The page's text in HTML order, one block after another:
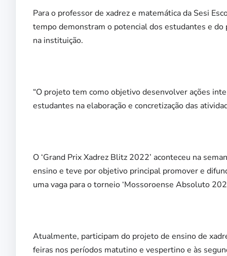
Para o professor de xadrez e matemática da Sesi
tempo demonstram o potencial dos estudantes e
na instituição.
“O projeto tem como objetivo desenvolver ações
estudantes na elaboração e concretização das
O ‘Grand Prix Xadrez Blitz 2022’ aconteceu na
ensino e teve por objetivo principal promover e
uma vaga para o torneio ‘Mossoroense Absoluto
Atualmente, participam do projeto de ensino de
feiras nos períodos matutino e vespertino e às